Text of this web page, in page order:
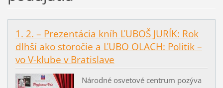
1. 2. – Prezentácia kníh ĽUBOŠ JURÍK: Rok
dlhší ako storočie a ĽUBO OLACH: Politik –
vo V-klube v Bratislave
Národné osvetové centrum pozýva